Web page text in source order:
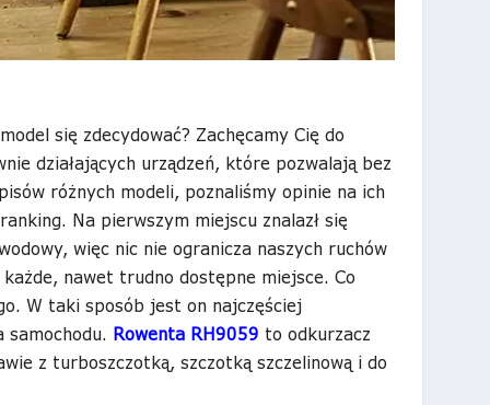
się zdecydować? Zachęcamy Cię do
działających urządzeń, które pozwalają bez
różnych modeli, poznaliśmy opinie na ich
Na pierwszym miejscu znalazł się
więc nic nie ogranicza naszych ruchów
nawet trudno dostępne miejsce. Co
W taki sposób jest on najczęściej
Rowenta RH9059 to odkurzacz
z turboszczotką, szczotką szczelinową i do